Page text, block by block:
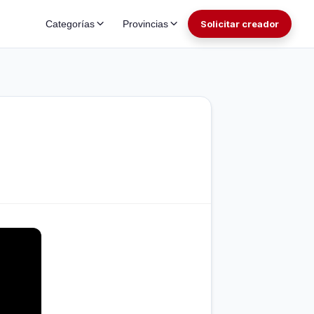
Categorías Provincias Solicitar creador